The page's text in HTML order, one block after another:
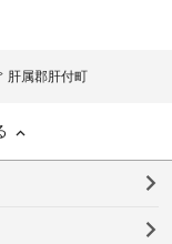
肝属郡肝付町